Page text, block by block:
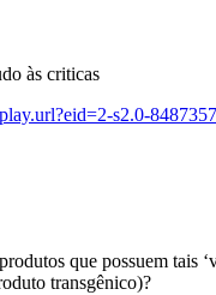
às criticas
s2.0-
que possuem tais
transgênico)?